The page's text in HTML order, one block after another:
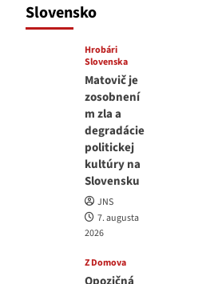
Slovensko
Hrobári
Slovenska
Matovič je
zosobnení
m zla a
degradácie
politickej
kultúry na
Slovensku
JNS
7. augusta
2026
Z Domova